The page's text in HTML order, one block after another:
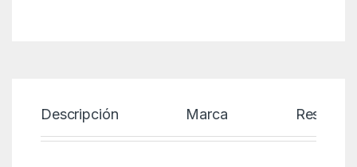
Descripción Marca Reseñas